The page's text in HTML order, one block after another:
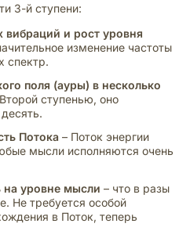
3-й ступени:
вибраций и рост уровня
изменение частоты
спектр.
поля (ауры) в несколько
ступенью, оно
Потока – Поток энергии
мысли исполняются очень
на уровне мысли – что в разы
Не требуется особой
в Поток, теперь